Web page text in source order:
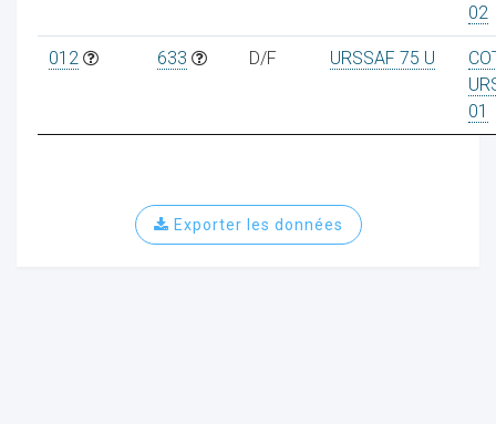
02
012 633 D/F URSSAF 75 U
01
Exporter les données